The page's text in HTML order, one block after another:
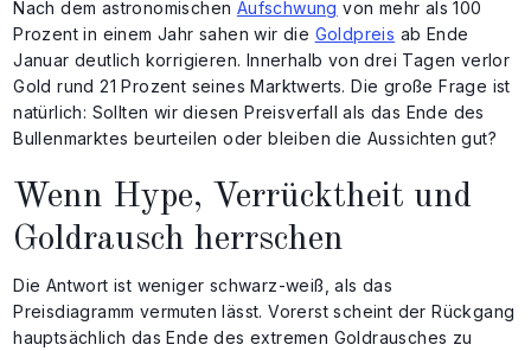
Nach dem astronomischen Aufschwung von mehr als 100
Prozent in einem Jahr sahen wir die Goldpreis ab Ende
Januar deutlich korrigieren. Innerhalb von drei Tagen verlor
Gold rund 21 Prozent seines Marktwerts. Die große Frage ist
natürlich: Sollten wir diesen Preisverfall als das Ende des
Bullenmarktes beurteilen oder bleiben die Aussichten gut?
Wenn Hype, Verrücktheit und
Goldrausch herrschen
Die Antwort ist weniger schwarz-weiß, als das
Preisdiagramm vermuten lässt. Vorerst scheint der Rückgang
hauptsächlich das Ende des extremen Goldrausches zu